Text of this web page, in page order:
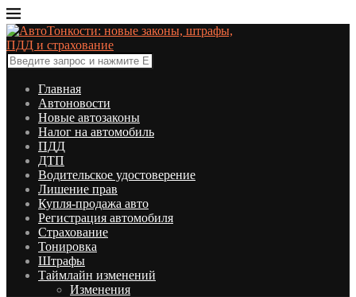
Главная
Автоновости
Новые автозаконы
Налог на автомобиль
ПДД
ДТП
Водительское удостоверение
Лишение прав
Купля-продажа авто
Регистрация автомобиля
Страхование
Тонировка
Штрафы
Таймлайн изменений
Изменения